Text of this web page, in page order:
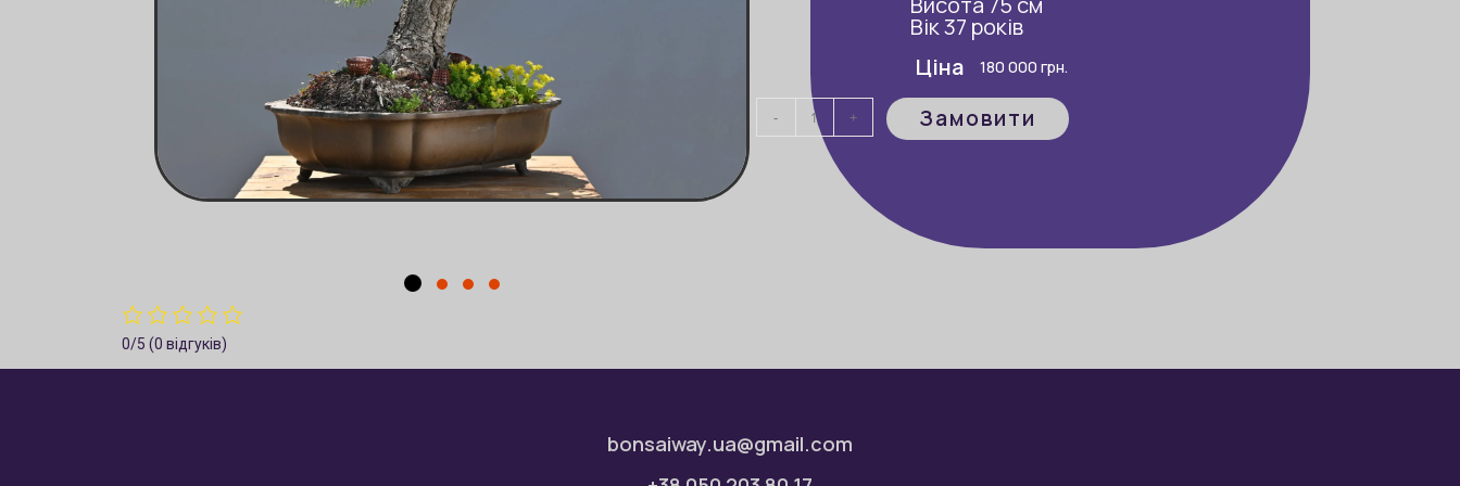
Вік 37 років
Ціна
180 000грн.
- + Замовити
0/5 (0 відгуків)
bonsaiway.ua@gmail.com